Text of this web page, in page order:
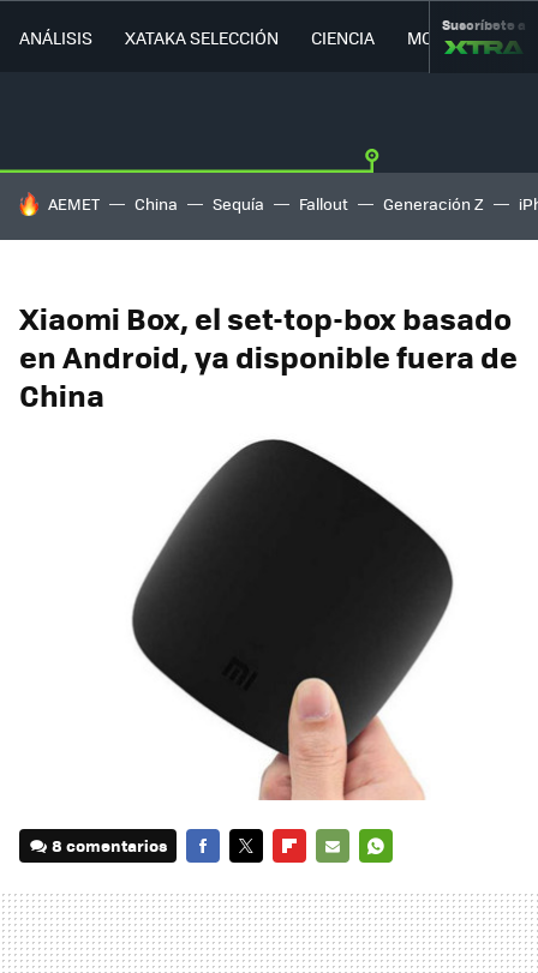
ANÁLISIS XATAKA SELECCIÓN CIENCIA MOVILIDAD
Suscríbete a
HOY SE HABLA DE
AEMET China Sequía Fallout Generación Z
Xiaomi Box, el set-top-box basado
en Android, ya disponible fuera de
China
8 comentarios
MAIL